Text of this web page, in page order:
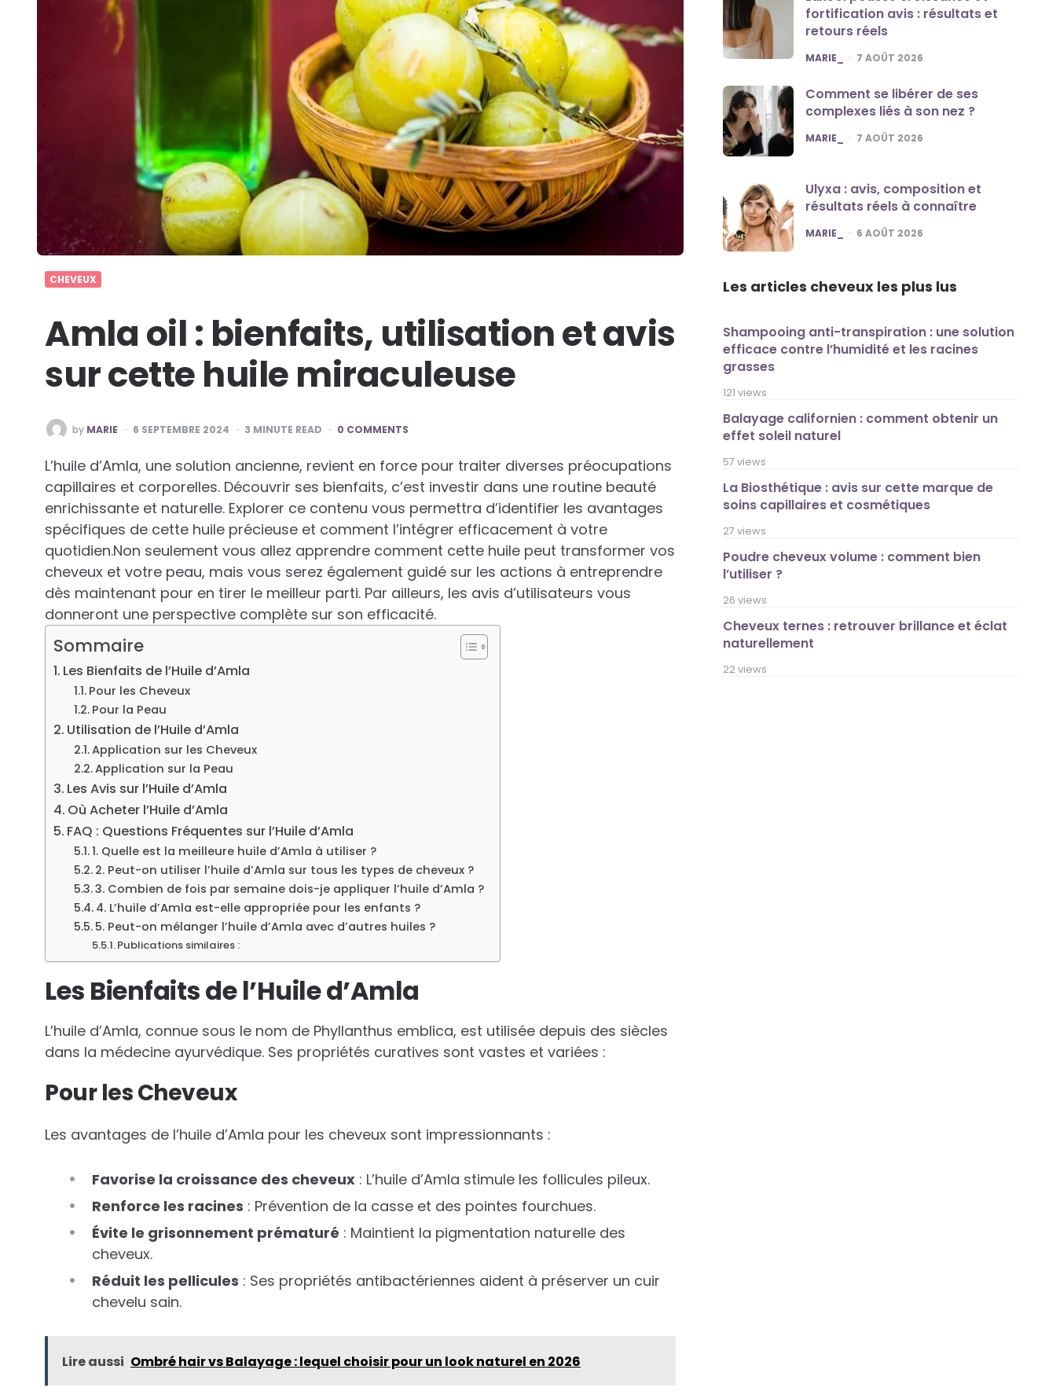
CHEVEUX
Amla oil : bienfaits, utilisation et avis
sur cette huile miraculeuse
POSTED
BY
by MARIE 6 SEPTEMBRE 2024 3 MINUTE READ 0 COMMENTS
L’huile d’Amla, une solution ancienne, revient en force pour traiter diverses préocupations
capillaires et corporelles. Découvrir ses bienfaits, c’est investir dans une routine beauté
enrichissante et naturelle. Explorer ce contenu vous permettra d’identifier les avantages
spécifiques de cette huile précieuse et comment l’intégrer efficacement à votre
quotidien.Non seulement vous allez apprendre comment cette huile peut transformer vos
cheveux et votre peau, mais vous serez également guidé sur les actions à entreprendre
dès maintenant pour en tirer le meilleur parti. Par ailleurs, les avis d’utilisateurs vous
donneront une perspective complète sur son efficacité.
Sommaire
Les Bienfaits de l’Huile d’Amla
Pour les Cheveux
Pour la Peau
Utilisation de l’Huile d’Amla
Application sur les Cheveux
Application sur la Peau
Les Avis sur l’Huile d’Amla
Où Acheter l’Huile d’Amla
FAQ : Questions Fréquentes sur l’Huile d’Amla
1. Quelle est la meilleure huile d’Amla à utiliser ?
2. Peut-on utiliser l’huile d’Amla sur tous les types de cheveux ?
3. Combien de fois par semaine dois-je appliquer l’huile d’Amla ?
4. L’huile d’Amla est-elle appropriée pour les enfants ?
5. Peut-on mélanger l’huile d’Amla avec d’autres huiles ?
Publications similaires :
Les Bienfaits de l’Huile d’Amla
L’huile d’Amla, connue sous le nom de Phyllanthus emblica, est utilisée depuis des siècles
dans la médecine ayurvédique. Ses propriétés curatives sont vastes et variées :
Pour les Cheveux
Les avantages de l’huile d’Amla pour les cheveux sont impressionnants :
Favorise la croissance des cheveux : L’huile d’Amla stimule les follicules pileux.
Renforce les racines : Prévention de la casse et des pointes fourchues.
Évite le grisonnement prématuré : Maintient la pigmentation naturelle des
cheveux.
Réduit les pellicules : Ses propriétés antibactériennes aident à préserver un cuir
chevelu sain.
Lire aussi Ombré hair vs Balayage : lequel choisir pour un look naturel en 2026
fortification avis : résultats et
retours réels
POSTED
MARIE_ 7 AOÛT 2026
Comment se libérer de ses
complexes liés à son nez ?
POSTED
MARIE_ 7 AOÛT 2026
Ulyxa : avis, composition et
résultats réels à connaître
POSTED
MARIE_ 6 AOÛT 2026
Les articles cheveux les plus lus
Shampooing anti-transpiration : une solution
efficace contre l’humidité et les racines
grasses
121 views
Balayage californien : comment obtenir un
effet soleil naturel
57 views
La Biosthétique : avis sur cette marque de
soins capillaires et cosmétiques
27 views
Poudre cheveux volume : comment bien
l’utiliser ?
26 views
Cheveux ternes : retrouver brillance et éclat
naturellement
22 views